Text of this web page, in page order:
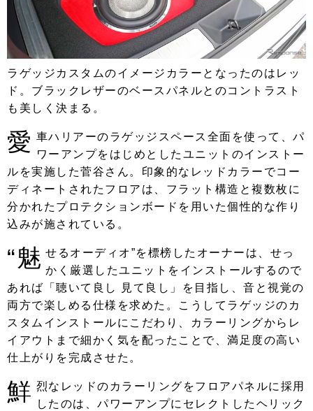
ラゲッジカスタムのイメージカラーとなったのはレッ
ド。ブラックレザーのベースパネルとのコントラスト
も美しく決まる。
愛 車ハリアーのラゲッジスペース全面を使って、パ
ワーアンプをはじめとしたユニットのインストー
ルを実施した菅谷さん。印象的なレッドカラーでコー
ディネートされたフロアは、フラット構造と複数枚に
分かれたプロテクションボードを用いた個性的な作り
込みが施されている。
“魅 せるオーディオ”を標榜したオーナーは、せっ
かく厳選したユニットをインストールするので
あれば「聴いて良し 見て良し」を目指し、音と視覚の
両方で楽しめる仕様を求めた。こうしてラゲッジのカ
スタムインストールにこだわり、カラーリングからレ
イアウトまで細かく気を配ったことで、満足度の高い
仕上がりを完成させた。
鮮 烈なレッドのカラーリングをフロアパネルに採用
したのは、パワーアンプにセレクトしたヘリック